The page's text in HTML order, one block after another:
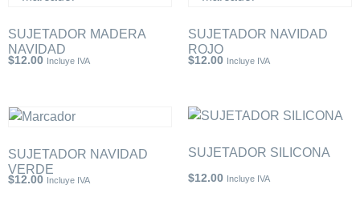
SUJETADOR MADERA
NAVIDAD
$12.00 Incluye IVA
SUJETADOR NAVIDAD
ROJO
$12.00 Incluye IVA
SUJETADOR NAVIDAD
VERDE
$12.00 Incluye IVA
SUJETADOR SILICONA
$12.00 Incluye IVA